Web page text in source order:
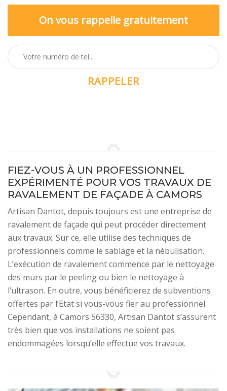
On vous rappelle gratuitement
FIEZ-VOUS À UN PROFESSIONNEL
EXPÉRIMENTÉ POUR VOS TRAVAUX DE
RAVALEMENT DE FAÇADE À CAMORS
Artisan Dantot, depuis toujours est une entreprise de
ravalement de façade qui peut procéder directement
aux travaux. Sur ce, elle utilise des techniques de
professionnels comme le sablage et la nébulisation.
L’exécution de ravalement commence par le nettoyage
des murs par le peeling ou bien le nettoyage à
l’ultrason. En outre, vous bénéficierez de subventions
offertes par l’Etat si vous-vous fier au professionnel.
Cependant, à Camors 56330, Artisan Dantot s’assurent
très bien que vos installations ne soient pas
endommagées lorsqu’elle effectue vos travaux.